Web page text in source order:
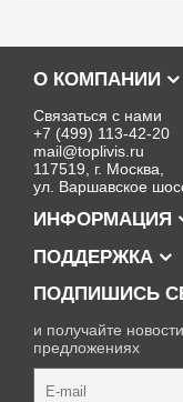
О КОМПАНИИ
Связаться с нами
+7 (499) 113-42-20
mail@toplivis.ru
117519, г. Москва,
ул. Варшавское
ИНФОРМАЦИЯ
ПОДДЕРЖКА
ПОДПИШИСЬ
и получайте
предложениях